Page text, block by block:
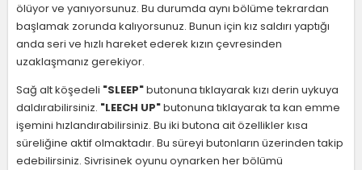
ölüyor ve yanıyorsunuz. Bu durumda aynı bölüme tekrardan
başlamak zorunda kalıyorsunuz. Bunun için kız saldırı yaptığı
anda seri ve hızlı hareket ederek kızın çevresinden
uzaklaşmanız gerekiyor.
Sağ alt köşedeli "SLEEP"butonuna tıklayarak kızı derin uykuya
daldırabilirsiniz. "LEECH UP"butonuna tıklayarak ta kan emme
işemini hızlandırabilirsiniz. Bu iki butona ait özellikler kısa
süreliğine aktif olmaktadır. Bu süreyi butonların üzerinden takip
edebilirsiniz. Sivrisinek oyunu oynarken her bölümü